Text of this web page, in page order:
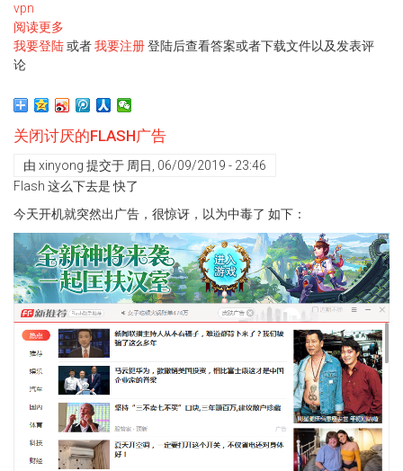
vpn
阅读更多
于
配
L2TPonIPSec
令
行
配
置
我要登陆或者我要注册登陆后查看答案或者下载文件以及发表评
论
关闭讨厌的FLASH广告
由 xinyong 提交于 周日, 06/09/2019 - 23:46
Flash 这么下去是 快了
今天开机就突然出广告，很惊讶，以为中毒了 如下：